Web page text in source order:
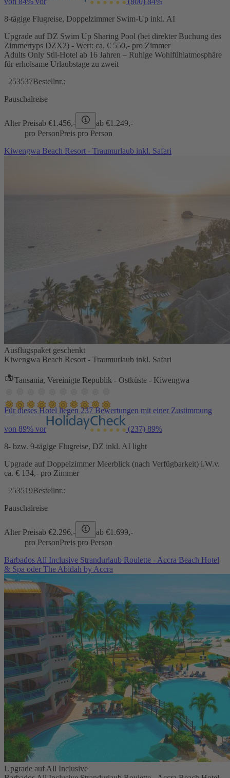
8-tägige Flugreise, Doppelzimmer Swim-Up inkl. AI
Upgrade auf DZ Swim Up Sharing Pool (bei direkter Buchung des
Zimmertyps DZX2) - Wert: ca. € 550,- pro Zimmer
Adults Only Stil-Hotel ab 16 Jahren – Ruhige Wohlfühlatmosphäre
für erholsame Urlaubstage zu zweit
253537Bestellnr.:
Pauschalreise
Alter Preisab €1.456,- ab €1.249,-
pro PersonPreis pro Person
Kiwengwa Beach Resort - Traumurlaub inkl. Safari
Ausflugspaket geschenkt
Kiwengwa Beach Resort - Traumurlaub inkl. Safari
Tansania, Vereinigte Republik - Ostküste - Kiwengwa
Für dieses Hotel liegen 237 Bewertungen mit einer Zustimmung
von 89% vor (237) 89%
8- bzw. 9-tägige Flugreise, DZ inkl. AI light
Upgrade auf Doppelzimmer Meerblick (nach Verfügbarkeit) i.W.v.
ca. € 134,- pro Zimmer
253519Bestellnr.:
Pauschalreise
Alter Preisab €2.296,- ab €1.699,-
pro PersonPreis pro Person
Barbados All Inclusive Strandurlaub Roulette - Accra Beach Hotel
& Spa oder The Abidah by Accra
Upgrade auf All Inclusive